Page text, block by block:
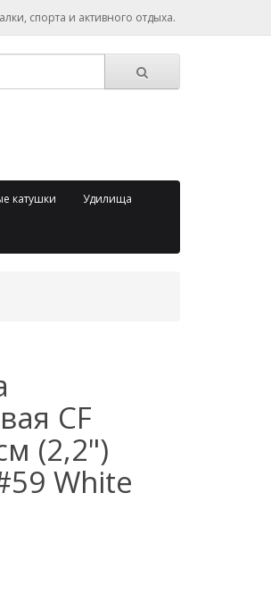
спорта и активного отдыха.
катушки Удилища
CF
(2,2")
White